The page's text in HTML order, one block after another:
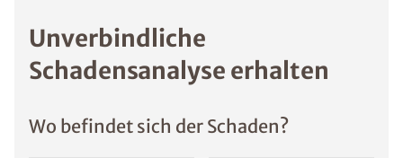
Unverbindliche
Schadensanalyse erhalten
Wo befindet sich der Schaden?